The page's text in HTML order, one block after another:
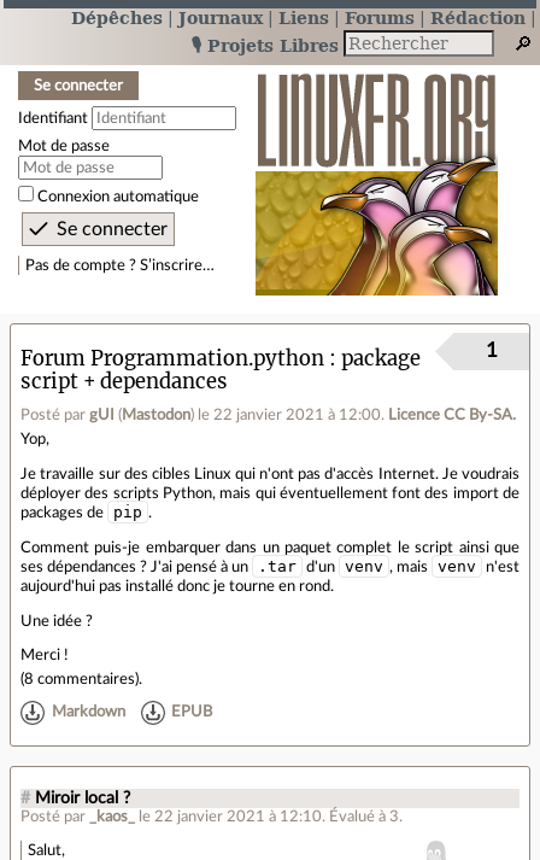
Dépêches Journaux Liens Forums
Rédaction
🎙️ Projets Libres
Se connecter
Identifiant
Mot de passe
Connexion automatique
Pas de compte ? S’inscrire…
Forum Programmation.python
package
script + dependances
Posté par gUI ( Mastodon) le 22 janvier 2021 à 12:00. Licence CC By‑SA.
1
Yop,
Je travaille sur des cibles Linux qui n'ont pas d'accès Internet. Je voudrais
déployer des scripts Python, mais qui éventuellement font des import de
packages de
pip .
Comment puis-je embarquer dans un paquet complet le script ainsi que
ses dépendances ? J'ai pensé à un
.tar d'un venv , mais venv
n'est
aujourd'hui pas installé donc je tourne en rond.
Une idée ?
Merci !
(8 commentaires).
Markdown EPUB
# Miroir local ?
Posté par _kaos_ le 22 janvier 2021 à 12:10. Évalué à 3.
Salut,